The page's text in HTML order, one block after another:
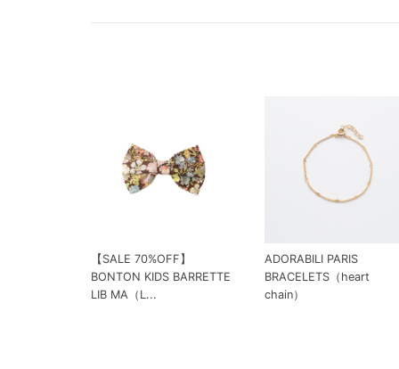
【SALE 70%OFF】
BONTON KIDS BARRETTE
LIB MA（L...
ADORABILI PARIS
BRACELETS（heart
chain）